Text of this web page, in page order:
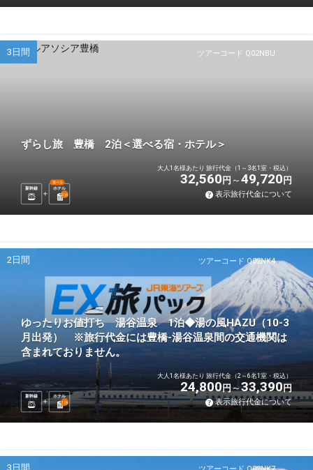
ツアーコード Q02NBU
3日間
ずらし旅 豊橋 2泊＜選べる宿・ホテル＞
新幹線 ホテル
選べる
2泊
大人1名様あたり 旅行代金（1～3名1室・税込）
32,560 円 49,720 円
表示旅行代金について
ツアーコード Q02NK4
2日間
ゆったりお値打ち 湯谷温泉 1泊◆湯の風HAZU（10-3
月出発） ※旅行代金には豊橋-湯谷温泉間の交通機関は
含まれておりません。
新幹線
ホテル
1 泊
大人1名様あたり 旅行代金（2～6名1室・税込）
24,800円 33,390円
表示旅行代金について
3日間